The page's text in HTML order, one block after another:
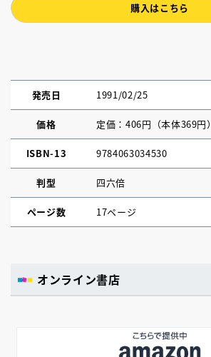
購入はこちら
発売日 1991/02/25
価格 定価：406円（本体369円）
ISBN-13 9784063034530
判型 四六倍
ページ数 17ページ
オンライン書店